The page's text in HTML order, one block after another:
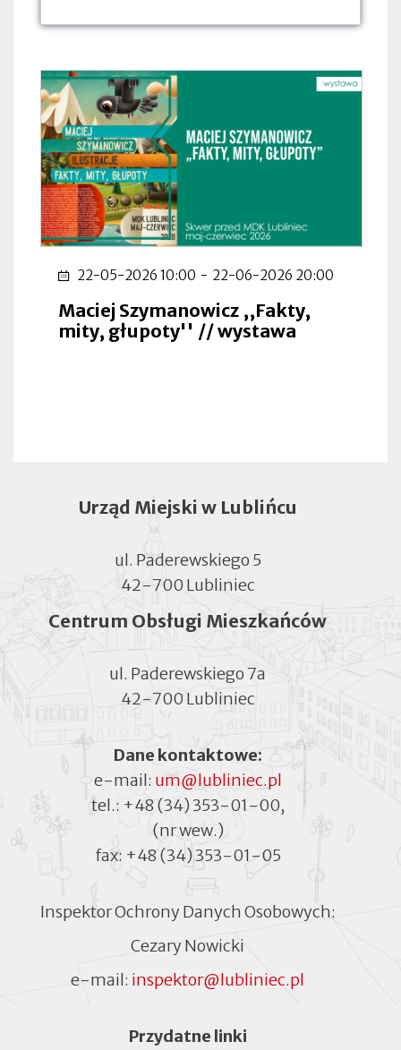
22-05-2026 10:00 - 22-06-2026 20:00
Maciej Szymanowicz ,,Fakty,
mity, głupoty'' // wystawa
Urząd Miejski w Lublińcu
ul. Paderewskiego 5
42-700 Lubliniec
Centrum Obsługi Mieszkańców
ul. Paderewskiego 7a
42-700 Lubliniec
Dane kontaktowe:
e-mail: um@lubliniec.pl
tel.: +48 (34) 353-01-00,
(nr wew.)
fax: +48 (34) 353-01-05
Inspektor Ochrony Danych Osobowych:
Cezary Nowicki
e-mail: inspektor@lubliniec.pl
MenuPrzydatne linki